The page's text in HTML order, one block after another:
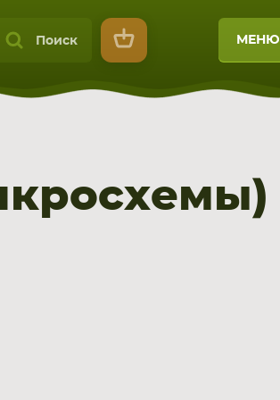
Поиск МЕНЮ